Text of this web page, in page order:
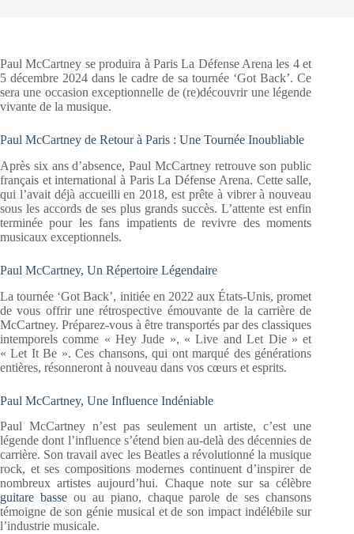
Paul McCartney se produira à Paris La Défense Arena les 4 et
5 décembre 2024 dans le cadre de sa tournée ‘Got Back’. Ce
sera une occasion exceptionnelle de (re)découvrir une légende
vivante de la musique.
Paul McCartney de Retour à Paris : Une Tournée Inoubliable
Après six ans d’absence, Paul McCartney retrouve son public
français et international à Paris La Défense Arena. Cette salle,
qui l’avait déjà accueilli en 2018, est prête à vibrer à nouveau
sous les accords de ses plus grands succès. L’attente est enfin
terminée pour les fans impatients de revivre des moments
musicaux exceptionnels.
Paul McCartney, Un Répertoire Légendaire
La tournée ‘Got Back’, initiée en 2022 aux États-Unis, promet
de vous offrir une rétrospective émouvante de la carrière de
McCartney. Préparez-vous à être transportés par des classiques
intemporels comme « Hey Jude », « Live and Let Die » et
« Let It Be ». Ces chansons, qui ont marqué des générations
entières, résonneront à nouveau dans vos cœurs et esprits.
Paul McCartney, Une Influence Indéniable
Paul McCartney n’est pas seulement un artiste, c’est une
légende dont l’influence s’étend bien au-delà des décennies de
carrière. Son travail avec les Beatles a révolutionné la musique
rock, et ses compositions modernes continuent d’inspirer de
nombreux artistes aujourd’hui. Chaque note sur sa célèbre
guitare basseou au piano, chaque parole de ses chansons
témoigne de son génie musical et de son impact indélébile sur
l’industrie musicale.